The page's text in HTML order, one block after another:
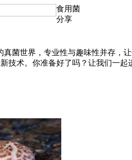
食用菌
分享
真菌世界，专业性与趣味性并存
技术。你准备好了吗？让我们一起